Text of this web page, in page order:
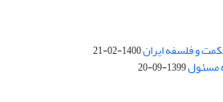
و فلسفه ایران1400-02-21
1399-09-20